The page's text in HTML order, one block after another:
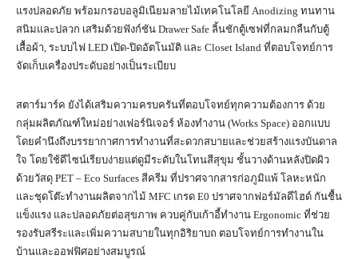
แรงปลอดภัย พร้อมกรอบอลูมิเนียมลายไม้เทคโนโลยี Anodizing ทนทาน
สนิมและปลวก เสริมด้วยฟังก์ชัน Drawer Safe ลิ้นชักตู้เซฟที่กลมกลืนกับตู้
เสื้อผ้า, ระบบไฟ LED เปิด-ปิดอัตโนมัติ และ Closet Island ที่ตอบโจทย์การ
จัดเก็บเครื่องประดับอย่างเป็นระเบียบ
สตาร์มาร์ค ยังได้เสริมความครบครันที่ตอบโจทย์ทุกความต้องการ ด้วย
กลุ่มผลิตภัณฑ์ใหม่อย่างเฟอร์นิเจอร์ ห้องทำงาน (Works Space) ออกแบบ
โดยคำนึงถึงบรรยากาศการทำงานที่สะดวกสบายและช่วยสร้างแรงบันดาล
ใจ โดยใช้ดีไซน์เรียบง่ายแต่ดูมีระดับในโทนสีสุขุม ชั้นวางด้านหลังปิดผิว
ด้วยวัสดุ PET – Eco Surfaces สีครีม ที่ปราศจากสารก่อภูมิแพ้ โลหะหนัก
และชุดโต๊ะทำงานผลิตจากไม้ MFC เกรด E0 ปราศจากฟอร์มัลดีไฮด์ กันชื้น
แข็งแรง และปลอดภัยต่อสุขภาพ ควบคู่กับเก้าอี้ทำงาน Ergonomic ที่ช่วย
รองรับสรีระและเพิ่มความสบายในทุกอิริยาบถ ตอบโจทย์การทำงานใน
บ้านและออฟฟิศอย่างสมบูรณ์